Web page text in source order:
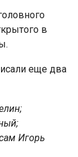
в
еще два
Игорь